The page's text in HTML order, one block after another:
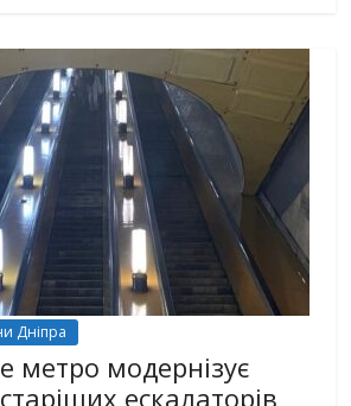
Дніпра
метро модернізує
ескалаторів